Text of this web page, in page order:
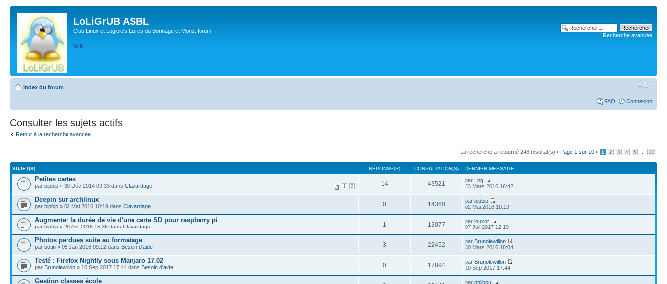
LoLiGrUB ASBL
Club Linux et Logiciels Libres du Borinage et Mons: forum
WIKI
Recherche avancée
Index du forum
FAQ Connexion
Consulter les sujets actifs
Retour à la recherche avancée
La recherche a retourné 248 résultat(s) • Page 1 sur 10 • 1 2 3 4 5 10
SUJET(S) RÉPONSE(S) CONSULTATION(S) DERNIER MESSAGE
Petites cartes
1 2
par bipbip » 30 Déc 2014 09:33 dans Clavardage 14 43521 par Lpg
23 Mars 2016 16:42
Deepin sur archlinux
par bipbip » 02 Mai 2016 10:19 dans Clavardage 0 14360 parbipbip
02 Mai 2016 10:19
Augmenter la durée de vie d'une carte SD pour raspberry pi
par bipbip » 20 Avr 2015 15:36 dans Clavardage 1 13077 parlouxor
07 Juil 2017 12:19
Photos perdues suite au formatage
par botin » 05 Jan 2016 09:12 dans Besoin d'aide 3 22452 par Brunolewillon
30 Mars 2016 18:04
Testé : Firefox Nightly sous Manjaro 17.02
par Brunolewillon » 10 Sep 2017 17:44 dans Besoin d'aide 0 17894 par Brunolewillon
10 Sep 2017 17:44
Gestion classes école parphilbou